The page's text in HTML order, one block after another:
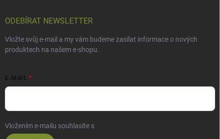
ODEBÍRAT NEWSLETTER
Vložte svůj e-mail a my vám budeme zasílat informace o nových
produktech na našem e-shopu.
E-MAIL
Vložením e-mailu souhlasíte s